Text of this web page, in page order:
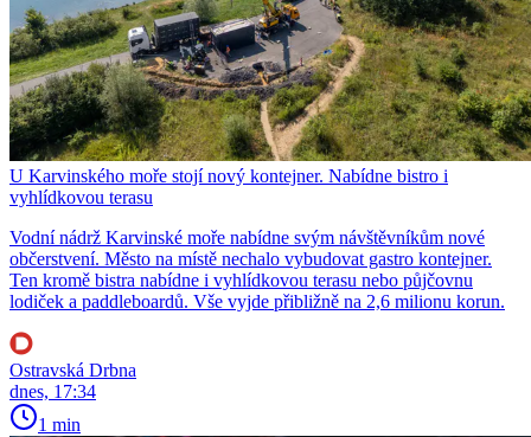
U Karvinského moře stojí nový kontejner. Nabídne bistro i
vyhlídkovou terasu
Vodní nádrž Karvinské moře nabídne svým návštěvníkům nové
občerstvení. Město na místě nechalo vybudovat gastro kontejner.
Ten kromě bistra nabídne i vyhlídkovou terasu nebo půjčovnu
lodiček a paddleboardů. Vše vyjde přibližně na 2,6 milionu korun.
Ostravská Drbna
dnes, 17:34
1 min